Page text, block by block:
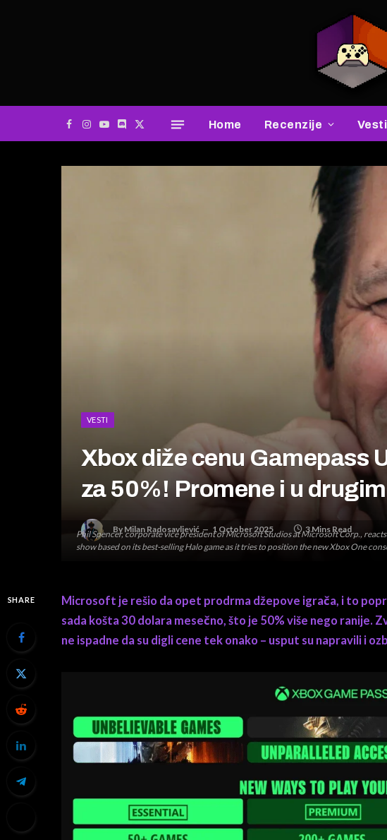
Facebook
Instagram
YouTube
Discord
X
Home Recenzije Vesti
Phil Spencer, corporate vice president of Microsoft Studios at Microsoft Corp.,
show based on its best-selling Halo game as it tries to position the new Xbox One
VESTI
Xbox diže cenu Gamepass
za 50%! Promene i u
By Milan Radosavljević 1 October 2025 3 Mins Read
SHARE
Microsoft je rešio da opet prodrma džepove igrača, i to
sada košta 30 dolara mesečno, što je 50% više nego ranije.
ne ispadne da su digli cene tek onako – usput su napravili i